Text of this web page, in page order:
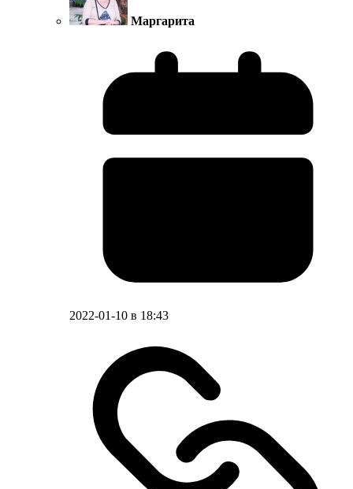
Маргарита
2022-01-10 в 18:43